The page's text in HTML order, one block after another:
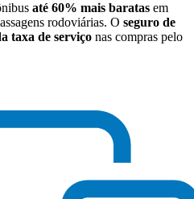
até 60% mais baratas em
rodoviárias. O seguro de
taxa de serviço nas compras pelo